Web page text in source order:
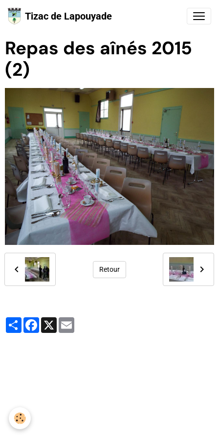
Tizac de Lapouyade
Repas des aînés 2015
(2)
Retour
PartagerFacebook
X